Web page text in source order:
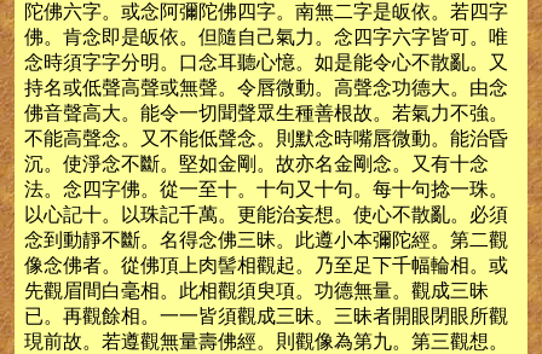
陀佛六字。或念阿彌陀佛四字。南無二字是皈依。若四字
佛。肯念即是皈依。但隨自己氣力。念四字六字皆可。唯
念時須字字分明。口念耳聽心憶。如是能令心不散亂。又
持名或低聲高聲或無聲。令唇微動。高聲念功德大。由念
佛音聲高大。能令一切聞聲眾生種善根故。若氣力不強。
不能高聲念。又不能低聲念。則默念時嘴唇微動。能治昏
沉。使淨念不斷。堅如金剛。故亦名金剛念。又有十念
法。念四字佛。從一至十。十句又十句。每十句捻一珠。
以心記十。以珠記千萬。更能治妄想。使心不散亂。必須
念到動靜不斷。名得念佛三昧。此遵小本彌陀經。第二觀
像念佛者。從佛頂上肉髻相觀起。乃至足下千幅輪相。或
先觀眉間白毫相。此相觀須臾項。功德無量。觀成三昧
已。再觀餘相。一一皆須觀成三昧。三昧者開眼閉眼所觀
現前故。若遵觀無量壽佛經。則觀像為第九。第三觀想。